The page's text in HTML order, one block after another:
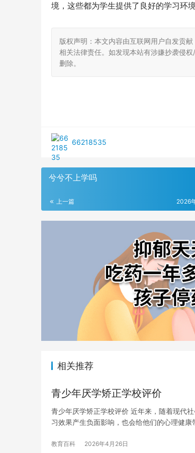
境，这些都为学生提供了良好的学习环
版权声明：本文内容由互联网用户自发贡
相关法律责任。如发现本站有涉嫌抄袭侵
删除。
66218535
兮兮不上学吗
上一篇 2026
相关推荐
青少年厌学矫正学校评价
青少年厌学矫正学校评价 近年来，随着现代
习效果产生负面影响，也会给他们的心理健
教育百科 2026年4月26日